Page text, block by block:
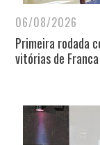
06/08/2026
Primeira rodada
vitórias de